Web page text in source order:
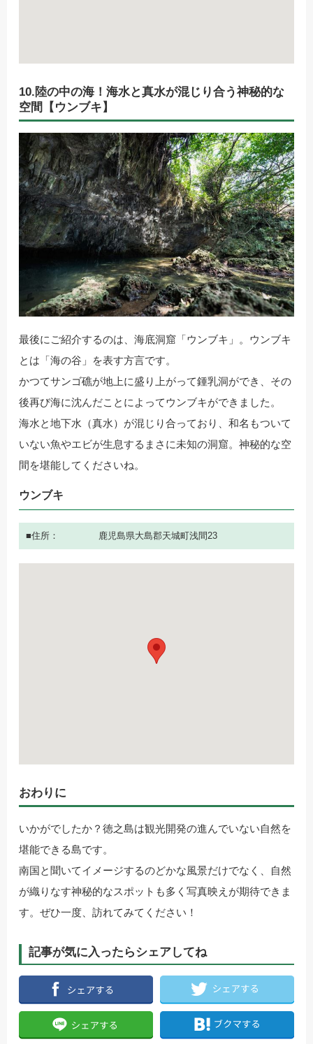
10.陸の中の海！海水と真水が混じり合う神秘的な
空間【ウンブキ】
最後にご紹介するのは、海底洞窟「ウンブキ」。ウンブキ
とは「海の谷」を表す方言です。
かつてサンゴ礁が地上に盛り上がって鍾乳洞ができ、その
後再び海に沈んだことによってウンブキができました。
海水と地下水（真水）が混じり合っており、和名もついて
いない魚やエビが生息するまさに未知の洞窟。神秘的な空
間を堪能してくださいね。
ウンブキ
住所 鹿児島県大島郡天城町浅間23
おわりに
いかがでしたか？徳之島は観光開発の進んでいない自然を
堪能できる島です。
南国と聞いてイメージするのどかな風景だけでなく、自然
が織りなす神秘的なスポットも多く写真映えが期待できま
す。ぜひ一度、訪れてみてください！
記事が気に入ったらシェアしてね